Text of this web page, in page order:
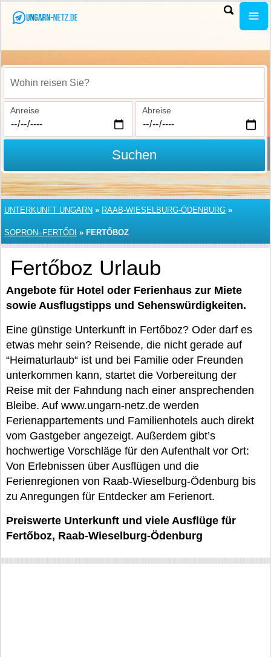
Wohin reisen Sie?
Anreise Abreise
Suchen
UNTERKUNFT UNGARN » RAAB-WIESELBURG-ÖDENBURG »
SOPRON–FERTŐDI » FERTŐBOZ
Fertőboz Urlaub
Angebote für Hotel oder Ferienhaus zur Miete
sowie Ausflugstipps und Sehenswürdigkeiten.
Eine günstige Unterkunft in Fertőboz? Oder darf es
etwas mehr sein? Reisende, die nicht gerade auf
“Heimaturlaub“ ist und bei Familie oder Freunden
unterkommen kann, startet die Vorbereitung der
Reise mit der Fahndung nach einer ansprechenden
Bleibe. Auf www.ungarn-netz.de werden
Ferienappartements und Familienhotels auch direkt
vom Gastgeber angezeigt. Außerdem gibt’s
hochwertige Vorschläge für den Aufenthalt vor Ort:
Von Erlebnissen über Ausflügen und die
Ferienregionen von Raab-Wieselburg-Ödenburg bis
zu Anregungen für Entdecker am Ferienort.
Preiswerte Unterkunft und viele Ausflüge für
Fertőboz, Raab-Wieselburg-Ödenburg